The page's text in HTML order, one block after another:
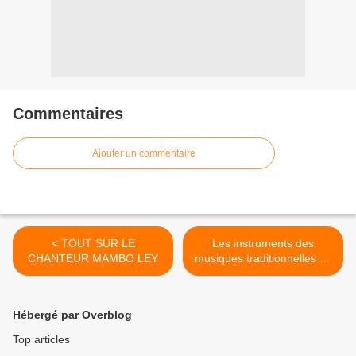
Commentaires
Ajouter un commentaire
< TOUT SUR LE
CHANTEUR MAMBO LEY
Les instruments des
musiques traditionnelles du
Congo >
Hébergé par Overblog
Top articles